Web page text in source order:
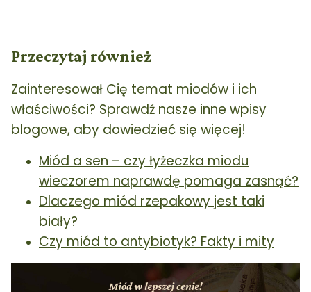
Przeczytaj również
Zainteresował Cię temat miodów i ich
właściwości? Sprawdź nasze inne wpisy
blogowe, aby dowiedzieć się więcej!
Miód a sen – czy łyżeczka miodu
wieczorem naprawdę pomaga zasnąć?
Dlaczego miód rzepakowy jest taki
biały?
Czy miód to antybiotyk? Fakty i mity